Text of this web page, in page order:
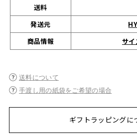
送料
発送元
商品情報
サイ
送料について
手渡し用の紙袋をご希望の場合
ギフトラッピングに